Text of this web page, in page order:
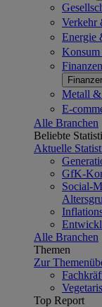
Verkehr
Energie
Metall
E-
Alle Branchen
Beliebte
Aktuelle
GfK-
Social-
Alle Branchen
Themen
Zur
Top Report